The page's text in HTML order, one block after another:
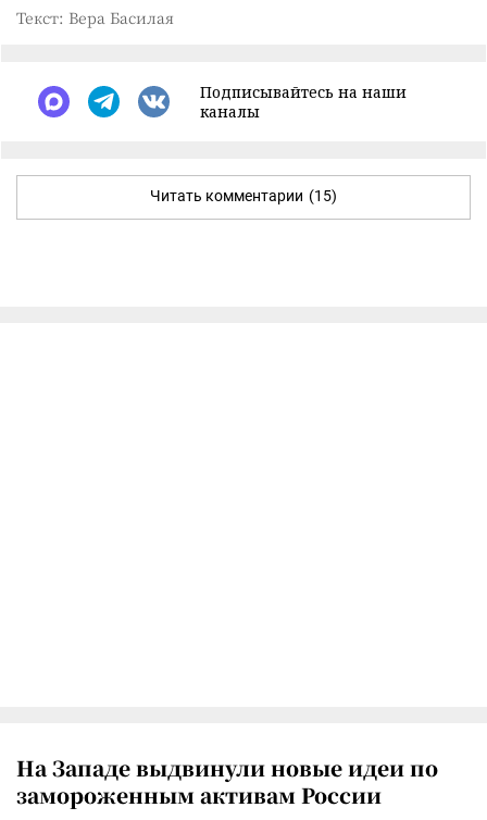
Текст: Вера Басилая
Подписывайтесь на наши
каналы
Читать комментарии (15)
На Западе выдвинули новые идеи по
замороженным активам России